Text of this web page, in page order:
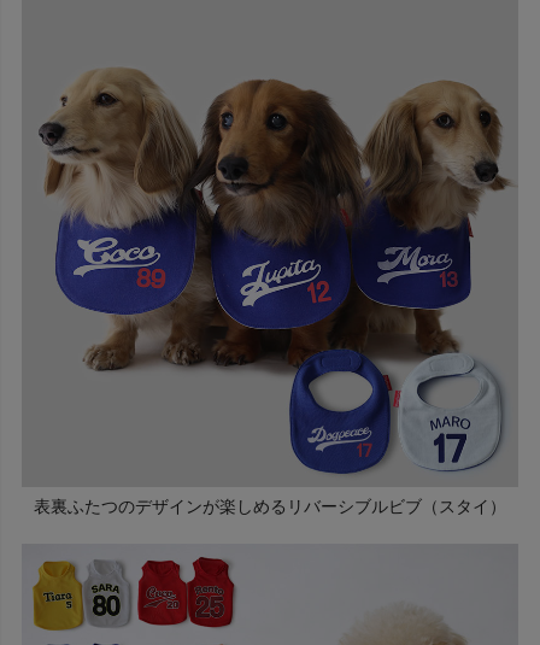
表裏ふたつのデザインが楽しめるリバーシブルビブ（スタイ）